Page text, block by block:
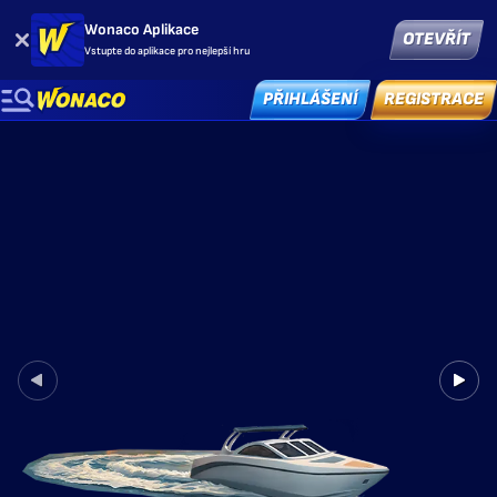
Wonaco Aplikace
Vstupte do aplikace pro nejlepší hru
OTEVŘÍT
PŘIHLÁŠENÍ REGISTRACE